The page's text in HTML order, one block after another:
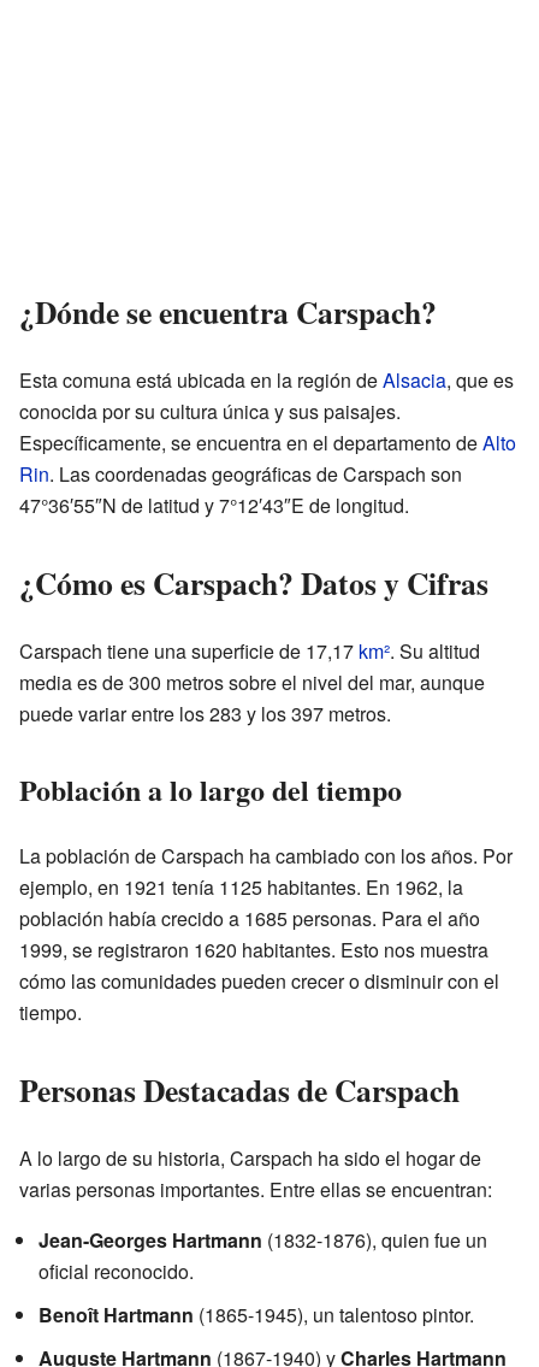
¿Dónde se encuentra Carspach?
Esta comuna está ubicada en la región deAlsacia, que es
conocida por su cultura única y sus paisajes.
Específicamente, se encuentra en el departamento deAlto
Rin. Las coordenadas geográficas de Carspach son
47°36′55″N de latitud y 7°12′43″E de longitud.
¿Cómo es Carspach? Datos y Cifras
Carspach tiene una superficie de 17,17 km². Su altitud
media es de 300 metros sobre el nivel del mar, aunque
puede variar entre los 283 y los 397 metros.
Población a lo largo del tiempo
La población de Carspach ha cambiado con los años. Por
ejemplo, en 1921 tenía 1125 habitantes. En 1962, la
población había crecido a 1685 personas. Para el año
1999, se registraron 1620 habitantes. Esto nos muestra
cómo las comunidades pueden crecer o disminuir con el
tiempo.
Personas Destacadas de Carspach
A lo largo de su historia, Carspach ha sido el hogar de
varias personas importantes. Entre ellas se encuentran:
Jean-Georges Hartmann (1832-1876), quien fue un
oficial reconocido.
Benoît Hartmann (1865-1945), un talentoso pintor.
Auguste Hartmann (1867-1940) yCharles Hartmann